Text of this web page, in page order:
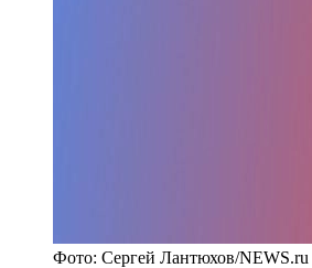
Фото: Сергей Лантюхов/NEWS.ru